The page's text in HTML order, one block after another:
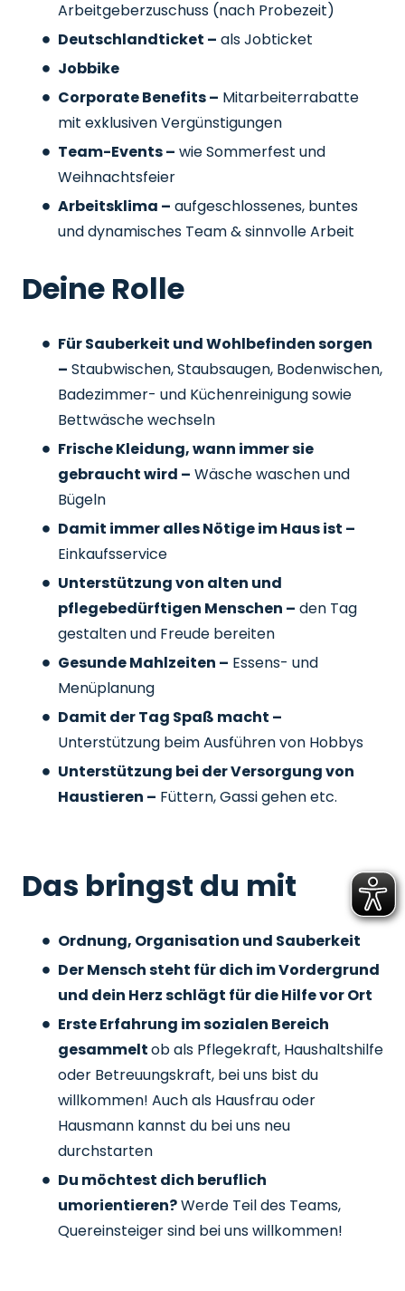
Arbeitgeberzuschuss (nach Probezeit)
Deutschlandticket – als Jobticket
Jobbike
Corporate Benefits – Mitarbeiterrabatte
mit exklusiven Vergünstigungen
Team-Events – wie Sommerfest und
Weihnachtsfeier
Arbeitsklima – aufgeschlossenes, buntes
und dynamisches Team & sinnvolle Arbeit
Deine Rolle
Für Sauberkeit und Wohlbefinden sorgen
– Staubwischen, Staubsaugen, Bodenwischen,
Badezimmer- und Küchenreinigung sowie
Bettwäsche wechseln
Frische Kleidung, wann immer sie
gebraucht wird – Wäsche waschen und
Bügeln
Damit immer alles Nötige im Haus ist –
Einkaufsservice
Unterstützung von alten und
pflegebedürftigen Menschen – den Tag
gestalten und Freude bereiten
Gesunde Mahlzeiten – Essens- und
Menüplanung
Damit der Tag Spaß macht –
Unterstützung beim Ausführen von Hobbys
Unterstützung bei der Versorgung von
Haustieren – Füttern, Gassi gehen etc.
Das bringst du mit
Ordnung, Organisation und Sauberkeit
Der Mensch steht für dich im Vordergrund
und dein Herz schlägt für die Hilfe vor Ort
Erste Erfahrung im sozialen Bereich
gesammeltob als Pflegekraft, Haushaltshilfe
oder Betreuungskraft, bei uns bist du
willkommen! Auch als Hausfrau oder
Hausmann kannst du bei uns neu
durchstarten
Du möchtest dich beruflich
umorientieren?Werde Teil des Teams,
Quereinsteiger sind bei uns willkommen!